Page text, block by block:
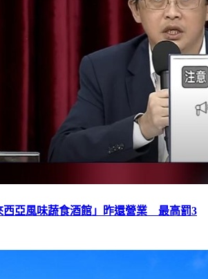
西亞風味蔬食酒館」昨還營業 最高罰3